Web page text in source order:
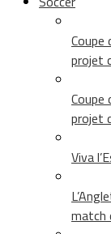
Coupe
projet
Coupe
projet
Viva
match